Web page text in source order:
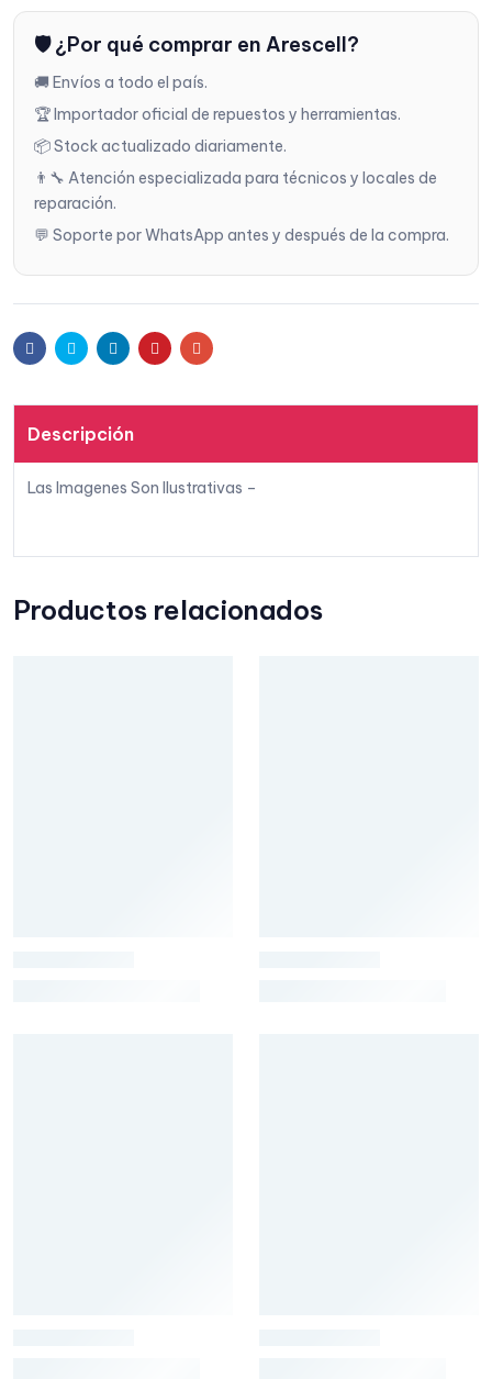
lista
🛡️ ¿Por qué comprar en Arescell?
🚚 Envíos a todo el país.
🏆 Importador oficial de repuestos y herramientas.
📦 Stock actualizado diariamente.
👨‍🔧 Atención especializada para técnicos y locales de
reparación.
💬 Soporte por WhatsApp antes y después de la compra.
FacebookTwitter LinkedinPinterestEmail
Descripción
Las Imagenes Son Ilustrativas –
Productos relacionados